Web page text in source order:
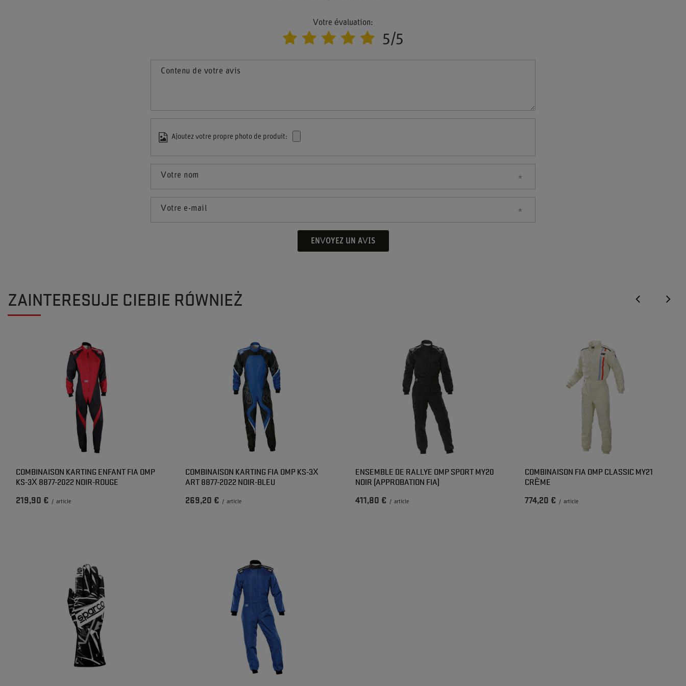
Votre évaluation:
5/5
Contenu de votre avis
Ajoutez votre propre photo de produit:
Votre nom
Votre e-mail
ENVOYEZ UN AVIS
ZAINTERESUJE CIEBIE RÓWNIEŻ
COMBINAISON KARTING ENFANT FIA OMP
KS-3X 8877-2022 NOIR-ROUGE
219,90 € / article
COMBINAISON KARTING FIA OMP KS-3X
ART 8877-2022 NOIR-BLEU
269,20 € / article
ENSEMBLE DE RALLYE OMP SPORT MY20
NOIR (APPROBATION FIA)
411,80 € / article
COMBINAISON FIA OMP CLASSIC MY21
CRÈME
774,20 € / article